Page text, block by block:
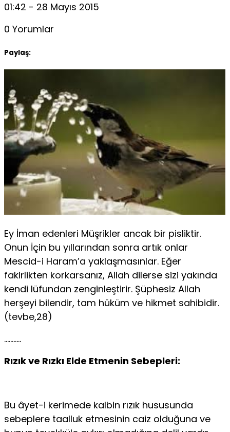
01:42 - 28 Mayıs 2015
0 Yorumlar
Paylaş:
Ey İman edenleri Müşrikler ancak bir pisliktir.
Onun İçin bu yıl­larından sonra artık onlar
Mescid-i Haram’a yaklaşmasınlar. Eğer
fakirlikten korkarsanız, Allah dilerse sizi yakında
kendi lüfundan zenginleştirir. Şüphesiz Allah
herşeyi bilendir, tam hü­küm ve hikmet sahibidir.
(tevbe,28)
………..
Rızık ve Rızkı Elde Etmenin Sebepleri:
Bu âyet-i kerimede kalbin rızık hususunda
sebeplere taalluk etmesinin ca­iz olduğuna ve